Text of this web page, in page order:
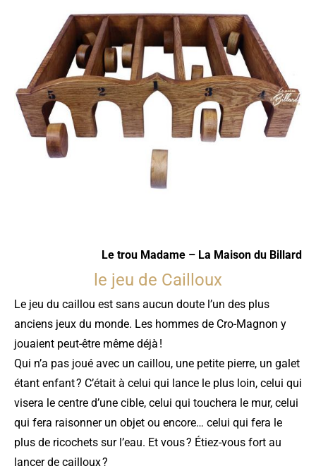
Le trou Madame – La Maison du Billard
le jeu de Cailloux
Le jeu du caillou est sans aucun doute l’un des plus
anciens jeux du monde. Les hommes de Cro-Magnon y
jouaient peut-être même déjà !
Qui n’a pas joué avec un caillou, une petite pierre, un galet
étant enfant ? C’était à celui qui lance le plus loin, celui qui
visera le centre d’une cible, celui qui touchera le mur, celui
qui fera raisonner un objet ou encore… celui qui fera le
plus de ricochets sur l’eau. Et vous ? Étiez-vous fort au
lancer de cailloux ?